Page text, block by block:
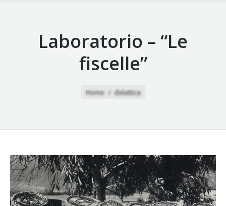
Laboratorio – “Le
fiscelle”
Home didattica